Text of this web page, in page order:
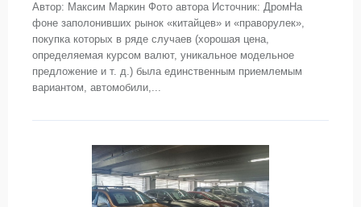
Автор: Максим Маркин Фото автора Источник: ДромНа
фоне заполонивших рынок «китайцев» и «праворулек»,
покупка которых в ряде случаев (хорошая цена,
определяемая курсом валют, уникальное модельное
предложение и т. д.) была единственным приемлемым
вариантом, автомобили,...